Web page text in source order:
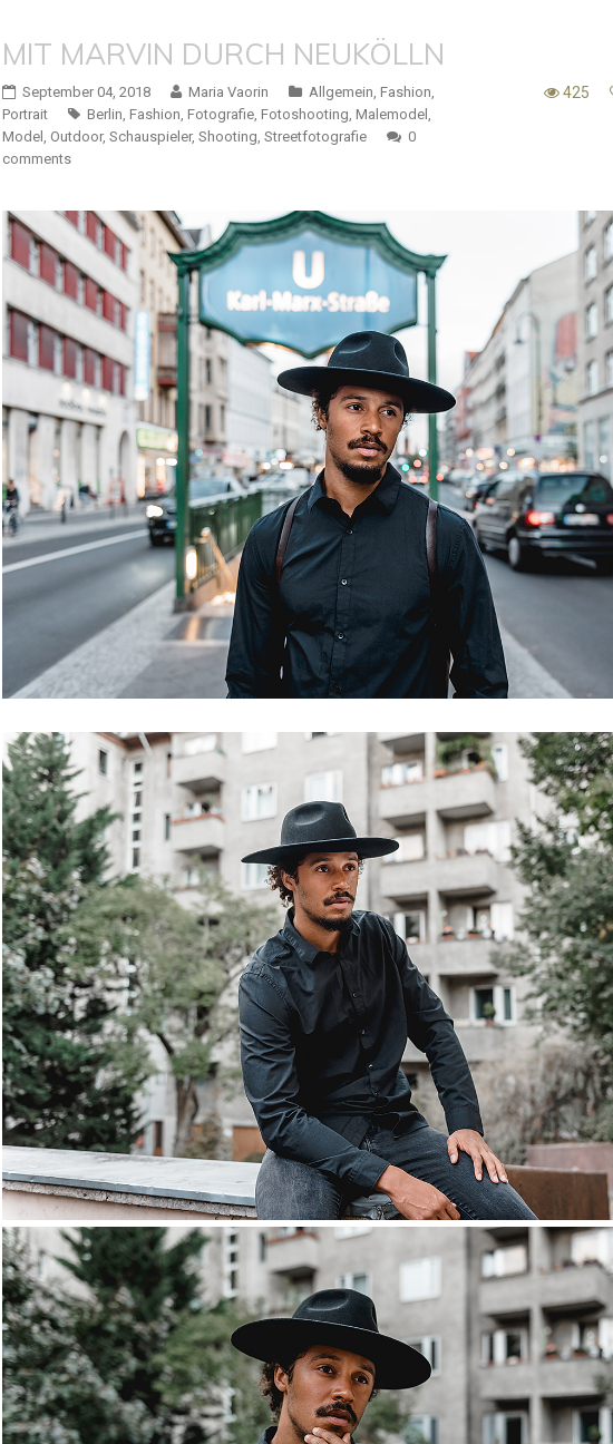
MIT MARVIN DURCH NEUKÖLLN
September 04, 2018 Maria Vaorin Allgemein, Fashion,
Portrait
Berlin, Fashion, Fotografie, Fotoshooting, Malemodel ,
Model , Outdoor, Schauspieler, Shooting, Streetfotografie
0
comments
425